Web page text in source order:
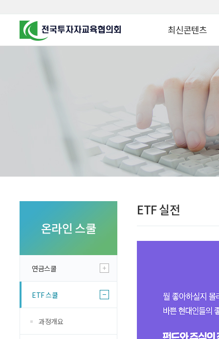
최신콘텐츠
찾아가는 연금ᆞ자
금융투자 HOWTO
군장병 금융투자 아
MZ 머니 헌터스
자립준비청년을 위한
1:1 자산관리법
실전투자 Insight
온라인 스쿨
연금스쿨
ETF 스쿨
과정개요
ETF 실전